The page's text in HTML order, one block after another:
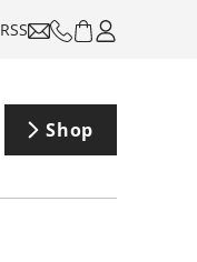
RSS
Shop